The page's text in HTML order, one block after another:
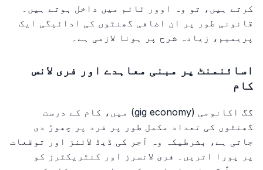
کرتے ہیں، تو وہ اوور ٹائم میں داخل ہوتے ہیں۔
قانونی طور پر ان اضافی گھنٹوں کی ادائیگی ایک
پریمیم، زیادہ شرح پر ہونا لازمی ہے۔
اسائنمنٹ پر مبنی معاہدے اور فری لانس
کام
گگ اکانومی (gig economy) میں، کام کے درست
گھنٹوں کی تعداد مکمل طور پر فرد پر چھوڑ دی
جاتی ہے، بشرطیکہ وہ آجر کی ڈیڈ لائنز اور توقعات
پر پورا اتریں۔ فری لانسرز اور کنٹریکٹرز کو